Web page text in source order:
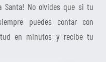
Santa! No olvides que si tu
puedes contar con
en minutos y recibe tu